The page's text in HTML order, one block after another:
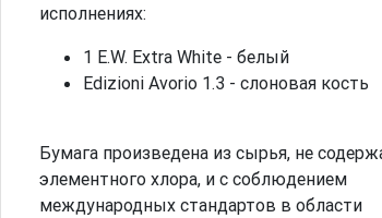
исполнениях:
1 E.W. Extra White - белый
Edizioni Avorio 1.3 - слоновая кость
Бумага произведена из сырья, не
элементного хлора, и с соблюдением
международных стандартов в области